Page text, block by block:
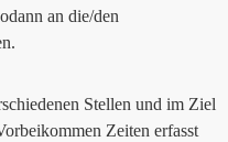
an die/den
Stellen und im Ziel
Zeiten erfasst